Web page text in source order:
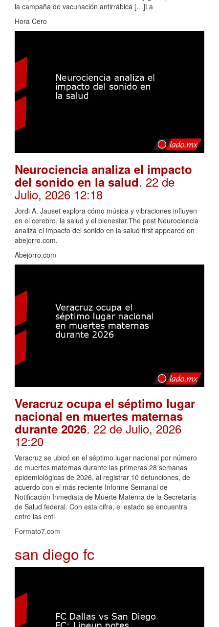
la campaña de vacunación antirrábica […]La
Hora Cero
Neurociencia analiza el impacto
del sonido en la salud. 22 de
Julio, 2026 12:18
Jordi A. Jauset explora cómo música y vibraciones influyen
en el cerebro, la salud y el bienestar.The post Neurociencia
analiza el impacto del sonido en la salud first appeared on
abejorro.com.
Abejorro.com
Veracruz ocupa el séptimo lugar
nacional en muertes maternas
durante 2026. 22 de Julio, 2026
12:20
Veracruz se ubicó en el séptimo lugar nacional por número
de muertes maternas durante las primeras 28 semanas
epidemiológicas de 2026, al registrar 10 defunciones, de
acuerdo con el más reciente Informe Semanal de
Notificación Inmediata de Muerte Materna de la Secretaría
de Salud federal. Con esta cifra, el estado se encuentra
entre las enti
Formato7.com
san diego fc